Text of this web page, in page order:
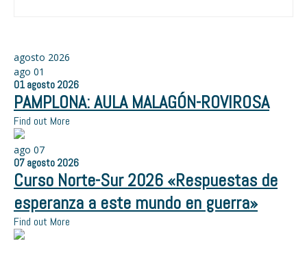
agosto 2026
ago 01
01 agosto 2026
PAMPLONA: AULA MALAGÓN-ROVIROSA
Find out More
ago 07
07 agosto 2026
Curso Norte-Sur 2026 «Respuestas de
esperanza a este mundo en guerra»
Find out More